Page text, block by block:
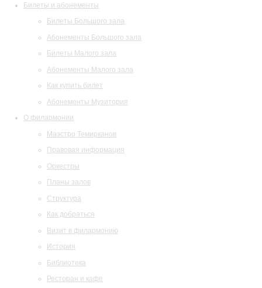
Билеты и абонементы
Билеты Большого зала
Абонементы Большого зала
Билеты Малого зала
Абонементы Малого зала
Как купить билет
Абонементы Музитория
О филармонии
Маэстро Темирканов
Правовая информация
Оркестры
Планы залов
Структура
Как добраться
Визит в филармонию
История
Библиотека
Ресторан и кафе